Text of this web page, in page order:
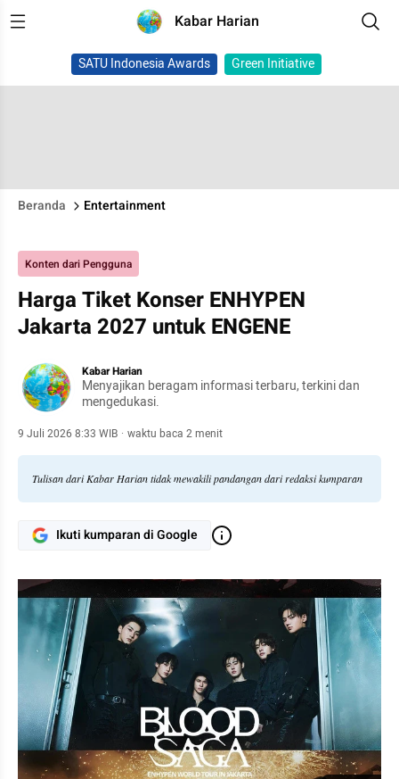
Kabar Harian
SATU Indonesia Awards Green Initiative
Beranda Entertainment
Konten dari Pengguna
Harga Tiket Konser ENHYPEN
Jakarta 2027 untuk ENGENE
Kabar Harian
Menyajikan beragam informasi terbaru, terkini dan
mengedukasi.
9 Juli 2026 8:33 WIB · waktu baca 2 menit
Tulisan dari Kabar Harian tidak mewakili pandangan dari redaksi kumparan
Ikuti kumparan di Google